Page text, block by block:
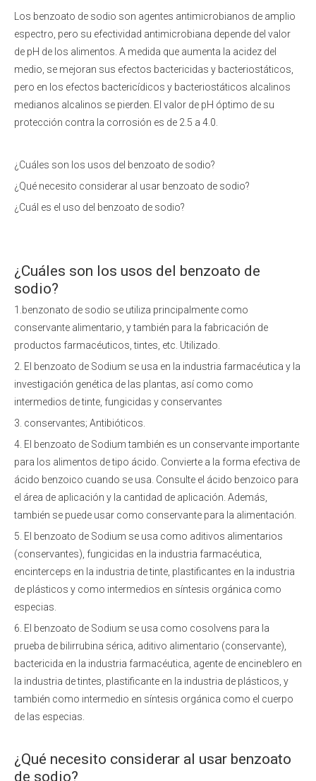
Los benzoato de sodio son agentes antimicrobianos de amplio
espectro, pero su efectividad antimicrobiana depende del valor
de pH de los alimentos. A medida que aumenta la acidez del
medio, se mejoran sus efectos bactericidas y bacteriostáticos,
pero en los efectos bactericídicos y bacteriostáticos alcalinos
medianos alcalinos se pierden. El valor de pH óptimo de su
protección contra la corrosión es de 2.5 a 4.0.
¿Cuáles son los usos del benzoato de sodio?
¿Qué necesito considerar al usar benzoato de sodio?
¿Cuál es el uso del benzoato de sodio?
¿Cuáles son los usos del benzoato de
sodio?
1. benzonato de sodio se utiliza principalmente como
conservante alimentario, y también para la fabricación de
productos farmacéuticos, tintes, etc. Utilizado.
2. El benzoato de Sodium se usa en la industria farmacéutica y la
investigación genética de las plantas, así como como
intermedios de tinte, fungicidas y conservantes
3. conservantes; Antibióticos.
4. El benzoato de Sodium también es un conservante importante
para los alimentos de tipo ácido. Convierte a la forma efectiva de
ácido benzoico cuando se usa. Consulte el ácido benzoico para
el área de aplicación y la cantidad de aplicación. Además,
también se puede usar como conservante para la alimentación.
5. El benzoato de Sodium se usa como aditivos alimentarios
(conservantes), fungicidas en la industria farmacéutica,
encinterceps en la industria de tinte, plastificantes en la industria
de plásticos y como intermedios en síntesis orgánica como
especias.
6. El benzoato de Sodium se usa como cosolvens para la
prueba de bilirrubina sérica, aditivo alimentario (conservante),
bactericida en la industria farmacéutica, agente de encineblero en
la industria de tintes, plastificante en la industria de plásticos, y
también como intermedio en síntesis orgánica como el cuerpo
de las especias.
¿Qué necesito considerar al usar benzoato
de sodio?